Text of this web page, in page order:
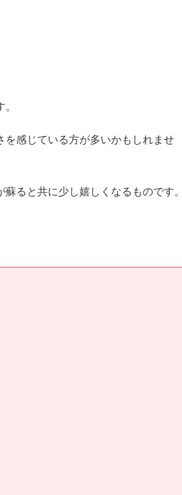
感じている方が多いかもしれませ
ると共に少し嬉しくなるものです。